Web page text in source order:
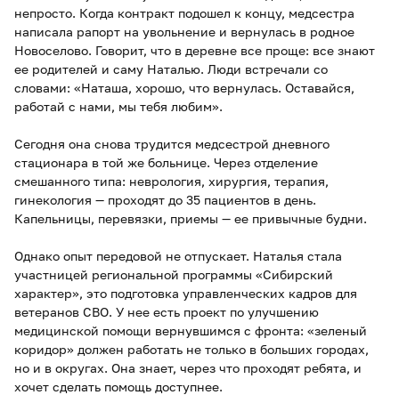
непросто. Когда контракт подошел к концу, медсестра
написала рапорт на увольнение и вернулась в родное
Новоселово. Говорит, что в деревне все проще: все знают
ее родителей и саму Наталью. Люди встречали со
словами: «Наташа, хорошо, что вернулась. Оставайся,
работай с нами, мы тебя любим».
Сегодня она снова трудится медсестрой дневного
стационара в той же больнице. Через отделение
смешанного типа: неврология, хирургия, терапия,
гинекология — проходят до 35 пациентов в день.
Капельницы, перевязки, приемы — ее привычные будни.
Однако опыт передовой не отпускает. Наталья стала
участницей региональной программы «Сибирский
характер», это подготовка управленческих кадров для
ветеранов СВО. У нее есть проект по улучшению
медицинской помощи вернувшимся с фронта: «зеленый
коридор» должен работать не только в больших городах,
но и в округах. Она знает, через что проходят ребята, и
хочет сделать помощь доступнее.